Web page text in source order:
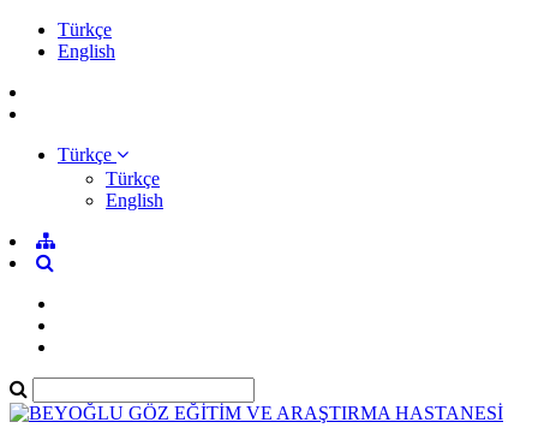
Türkçe
English
Türkçe
Türkçe
English